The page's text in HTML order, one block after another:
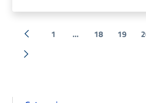
« Precedente
1 ... 18 19
Successiva »